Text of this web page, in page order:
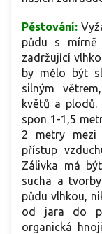
Pěstování:
půdu s mírně
zadržující
by mělo být
silným
květů a plodů.
spon 1-1,5
2 metry mezi
přístup
Zálivka má
sucha a
půdu vlhkou,
od jara do
organická